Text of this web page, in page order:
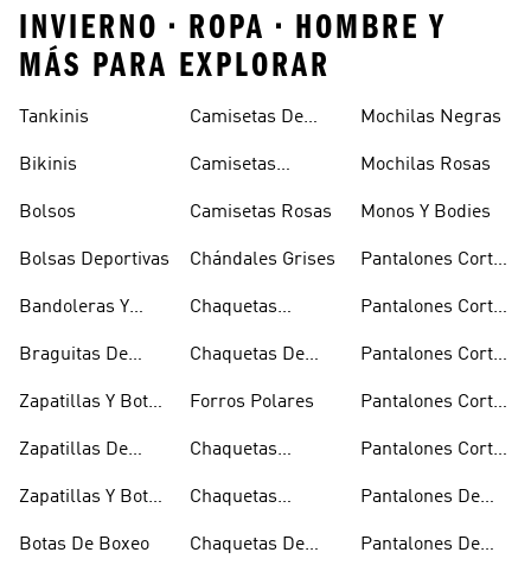
INVIERNO • ROPA • HOMBRE Y
MÁS PARA EXPLORAR
Tankinis
Bikinis
Bolsos
Bolsas Deportivas
Bandoleras Y
Hombro
Braguitas De
Zapatillas Y Botas
Zapatillas De
Zapatillas Y Botas
Botas De Boxeo
Camisetas De
Camisetas
Camisetas Rosas
Chándales Grises
Chaquetas
Acolchados
Chaquetas De
Forros Polares
Chaquetas
Chaquetas
Chaquetas De
Mochilas Negras
Mochilas Rosas
Monos Y Bodies
Pantalones Cortos
Pantalones Cortos
Pantalones Cortos
Pantalones Cortos
Pantalones Cortos
Pantalones De
Pantalones De